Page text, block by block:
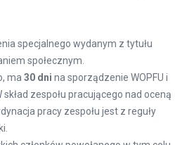
specjalnego wydanym z tytułu
społecznym.
ma 30 dni na sporządzenie WOPFU i
skład zespołu pracującego nad oceną
pracy zespołu jest z reguły